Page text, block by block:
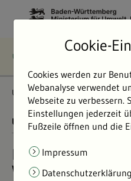
Umweltdaten Bericht:
UMWELTDATEN BERICHT
Radioaktivität in
Württemberg
Cookie-
Cookies werden zur
Webanalyse verwendet
Webseite zu verbessern.
Einstellungen jederzeit
Fußzeile öffnen und die
Impressum
Datenschutzerklärung